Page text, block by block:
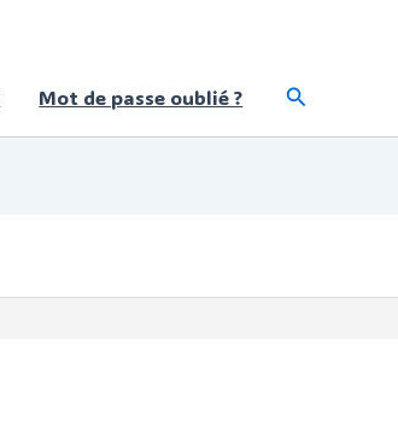
Mot de passe oublié ? Rechercher